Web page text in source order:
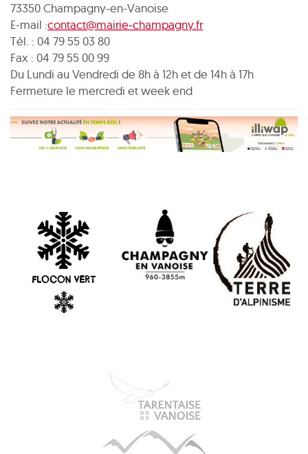
73350 Champagny-en-Vanoise
E-mail :contact@mairie-champagny.fr
Tél. : 04 79 55 03 80
Fax : 04 79 55 00 99
Du Lundi au Vendredi de 8h à 12h et de 14h à 17h
Fermeture le mercredi et week end